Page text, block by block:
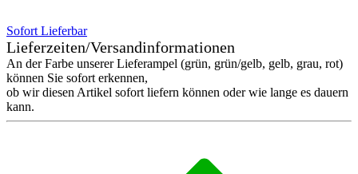
Sofort Lieferbar
Lieferzeiten/Versandinformationen
An der Farbe unserer Lieferampel (grün, grün/gelb, gelb, grau, rot)
können Sie sofort erkennen,
ob wir diesen Artikel sofort liefern können oder wie lange es dauern
kann.